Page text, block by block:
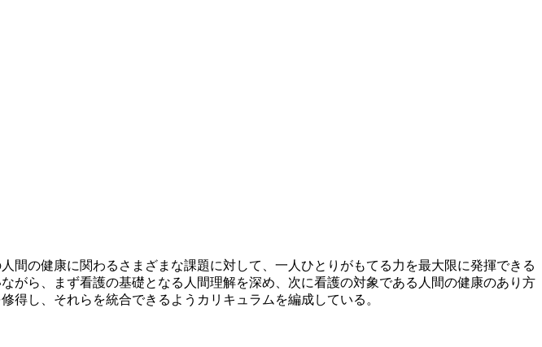
の健康に関わるさまざまな課題に対して、一人ひとりがもてる力を最大限に発揮できる
がら、まず看護の基礎となる人間理解を深め、次に看護の対象である人間の健康のあり方
し、それらを統合できるようカリキュラムを編成している。